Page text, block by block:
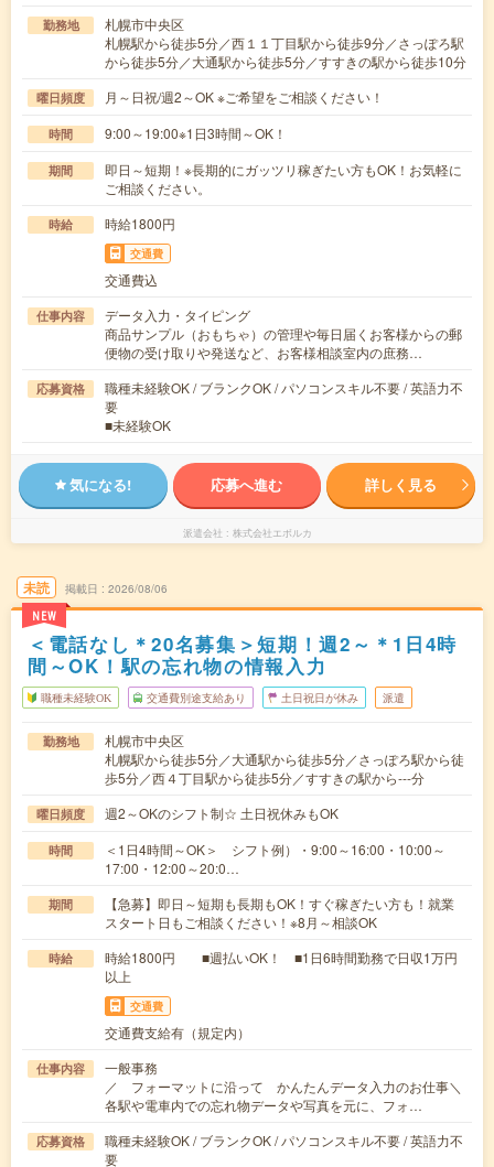
勤務地
札幌市中央区
札幌駅から徒歩5分／西１１丁目駅から徒歩9分／さっぽろ駅
から徒歩5分／大通駅から徒歩5分／すすきの駅から徒歩10分
曜日頻度 月～日祝/週2～OK ※ご希望をご相談ください！
時間 9:00～19:00※1日3時間～OK！
期間
即日～短期！※長期的にガッツリ稼ぎたい方もOK！お気軽に
ご相談ください。
時給 時給1800円
交通費
交通費込
仕事内容
データ入力・タイピング
商品サンプル（おもちゃ）の管理や毎日届くお客様からの郵
便物の受け取りや発送など、お客様相談室内の庶務…
応募資格
職種未経験OK / ブランクOK / パソコンスキル不要 / 英語力不
要
■未経験OK
気になる! 応募へ進む 詳しく見る
派遣会社 株式会社エボルカ
未読
NEW
掲載日 2026/08/06
＜電話なし＊20名募集＞短期！週2～＊1日4時
間～OK！駅の忘れ物の情報入力
職種未経験OK 交通費別途支給あり 土日祝日が休み 派遣
勤務地
札幌市中央区
札幌駅から徒歩5分／大通駅から徒歩5分／さっぽろ駅から徒
歩5分／西４丁目駅から徒歩5分／すすきの駅から---分
曜日頻度 週2～OKのシフト制☆ 土日祝休みもOK
時間
＜1日4時間～OK＞ シフト例）・9:00～16:00・10:00～
17:00・12:00～20:0…
期間
【急募】即日～短期も長期もOK！すぐ稼ぎたい方も！就業
スタート日もご相談ください！※8月～相談OK
時給
時給1800円 ■週払いOK！ ■1日6時間勤務で日収1万円
以上
交通費
交通費支給有（規定内）
仕事内容
一般事務
／ フォーマットに沿って かんたんデータ入力のお仕事＼
各駅や電車内での忘れ物データや写真を元に、フォ…
応募資格
職種未経験OK / ブランクOK / パソコンスキル不要 / 英語力不
要